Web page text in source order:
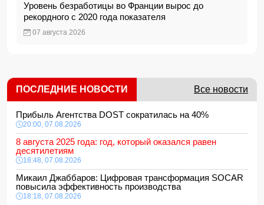
Уровень безработицы во Франции вырос до
рекордного с 2020 года показателя
07 августа 2026
ПОСЛЕДНИЕ НОВОСТИ Все новости
Прибыль Агентства DOST сократилась на 40%
20:00, 07.08.2026
8 августа 2025 года: год, который оказался равен
десятилетиям
18:48, 07.08.2026
Микаил Джаббаров: Цифровая трансформация SOCAR
повысила эффективность производства
18:18, 07.08.2026